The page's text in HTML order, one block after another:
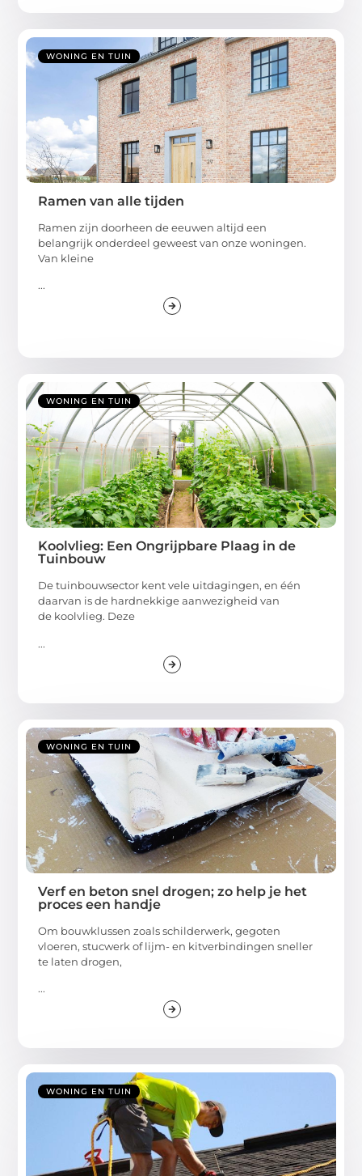
WONING EN TUIN
Ramen van alle tijden
Ramen zijn doorheen de eeuwen altijd een
belangrijk onderdeel geweest van onze woningen.
Van kleine
...
WONING EN TUIN
Koolvlieg: Een Ongrijpbare Plaag in de
Tuinbouw
De tuinbouwsector kent vele uitdagingen, en één
daarvan is de hardnekkige aanwezigheid van
de koolvlieg. Deze
...
WONING EN TUIN
Verf en beton snel drogen; zo help je het
proces een handje
Om bouwklussen zoals schilderwerk, gegoten
vloeren, stucwerk of lijm- en kitverbindingen sneller
te laten drogen,
...
WONING EN TUIN